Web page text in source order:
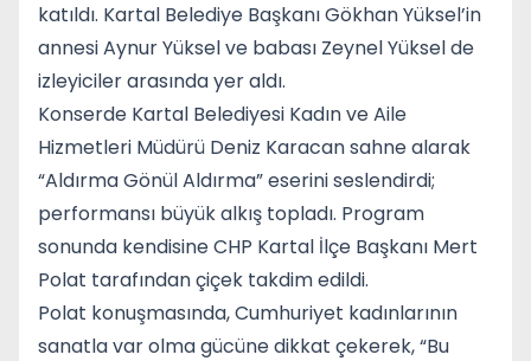
katıldı. Kartal Belediye Başkanı Gökhan Yüksel’in
annesi Aynur Yüksel ve babası Zeynel Yüksel de
izleyiciler arasında yer aldı.
Konserde Kartal Belediyesi Kadın ve Aile
Hizmetleri Müdürü Deniz Karacan sahne alarak
“Aldırma Gönül Aldırma” eserini seslendirdi;
performansı büyük alkış topladı. Program
sonunda kendisine CHP Kartal İlçe Başkanı Mert
Polat tarafından çiçek takdim edildi.
Polat konuşmasında, Cumhuriyet kadınlarının
sanatla var olma gücüne dikkat çekerek, “Bu